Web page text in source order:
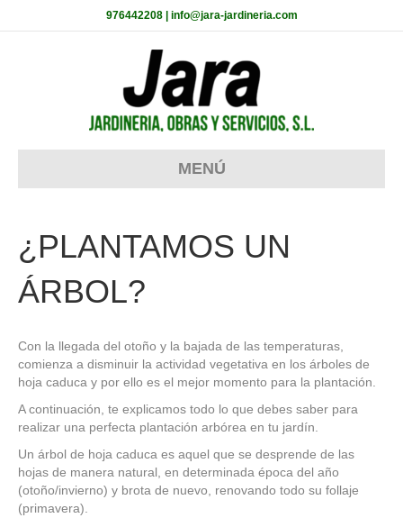
976442208 | info@jara-jardineria.com
MENÚ
¿PLANTAMOS UN
ÁRBOL?
Con la llegada del otoño y la bajada de las temperaturas,
comienza a disminuir la actividad vegetativa en los árboles de
hoja caduca y por ello es el mejor momento para la plantación.
A continuación, te explicamos todo lo que debes saber para
realizar una perfecta plantación arbórea en tu jardín.
Un árbol de hoja caduca es aquel que se desprende de las
hojas de manera natural, en determinada época del año
(otoño/invierno) y brota de nuevo, renovando todo su follaje
(primavera).